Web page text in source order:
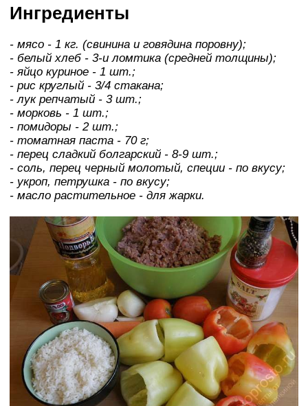
Ингредиенты
- мясо - 1 кг. (свинина и говядина поровну);
- белый хлеб - 3-и ломтика (средней толщины);
- яйцо куриное - 1 шт.;
- рис круглый - 3/4 стакана;
- лук репчатый - 3 шт.;
- морковь - 1 шт.;
- помидоры - 2 шт.;
- томатная паста - 70 г;
- перец сладкий болгарский - 8-9 шт.;
- соль, перец черный молотый, специи - по вкусу;
- укроп, петрушка - по вкусу;
- масло растительное - для жарки.